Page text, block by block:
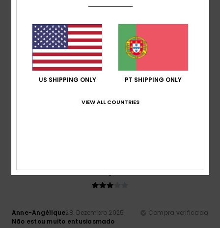
4
3/5
Anne-Angélique28. Dezembro 2025
Compra verificada
Não estou muito entusiasmado
US SHIPPING ONLY PT SHIPPING ONLY
VIEW ALL COUNTRIES